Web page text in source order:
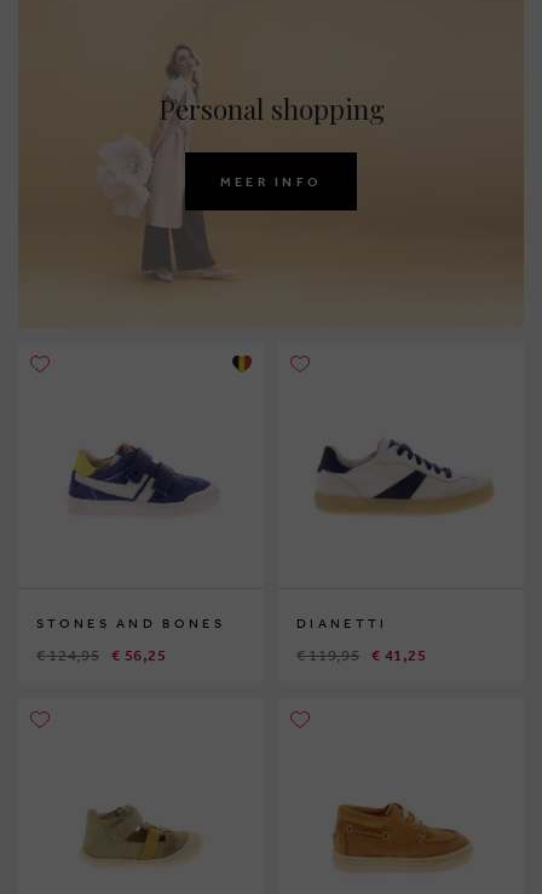
Personal shopping
MEER INFO
STONES AND BONES
€ 124,95 € 56,25
DIANETTI
€ 119,95 € 41,25